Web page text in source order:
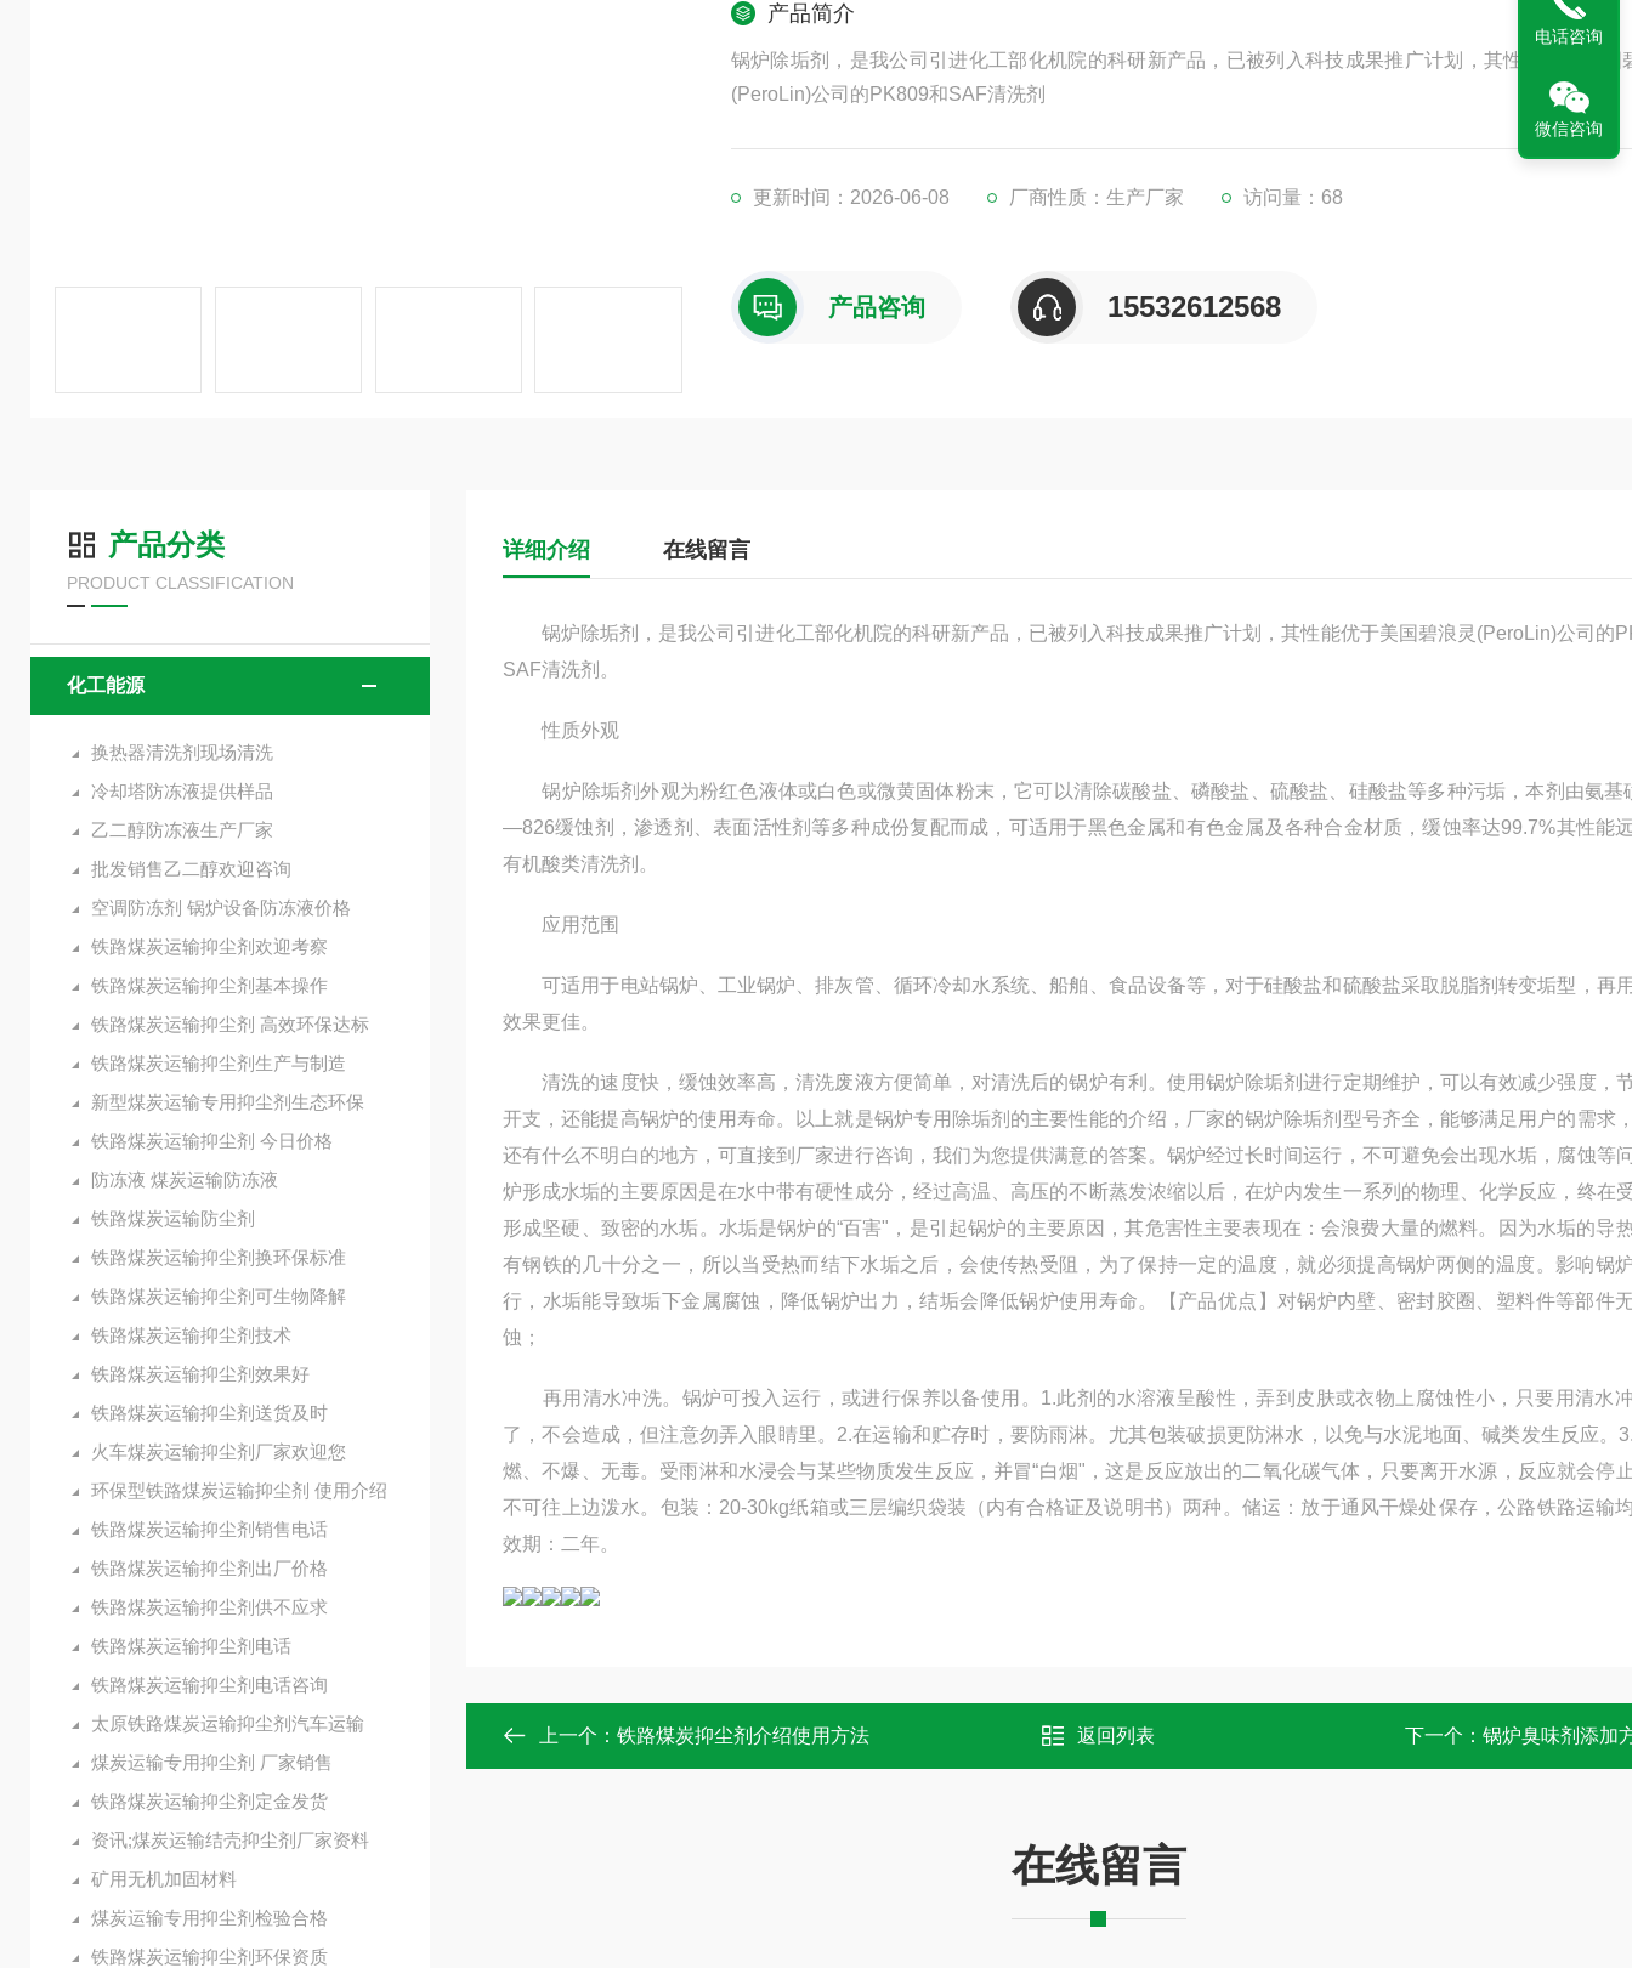
产品简介
锅炉除垢剂，是我公司引进化工部化机院的科研新产品，已被列入科技成果推广计划，其性能优于美国
(PeroLin)公司的PK809和SAF清洗剂
更新时间：2026-06-08 厂商性质：生产厂家 访问量：68
产品咨询 15532612568
产品分类
PRODUCT CLASSIFICATION
化工能源
换热器清洗剂现场清洗
冷却塔防冻液提供样品
乙二醇防冻液生产厂家
批发销售乙二醇欢迎咨询
空调防冻剂 锅炉设备防冻液价格
铁路煤炭运输抑尘剂欢迎考察
铁路煤炭运输抑尘剂基本操作
铁路煤炭运输抑尘剂 高效环保达标
铁路煤炭运输抑尘剂生产与制造
新型煤炭运输专用抑尘剂生态环保
铁路煤炭运输抑尘剂 今日价格
防冻液 煤炭运输防冻液
铁路煤炭运输防尘剂
铁路煤炭运输抑尘剂换环保标准
铁路煤炭运输抑尘剂可生物降解
铁路煤炭运输抑尘剂技术
铁路煤炭运输抑尘剂效果好
铁路煤炭运输抑尘剂送货及时
火车煤炭运输抑尘剂厂家欢迎您
环保型铁路煤炭运输抑尘剂 使用介绍
铁路煤炭运输抑尘剂销售电话
铁路煤炭运输抑尘剂出厂价格
铁路煤炭运输抑尘剂供不应求
铁路煤炭运输抑尘剂电话
铁路煤炭运输抑尘剂电话咨询
太原铁路煤炭运输抑尘剂汽车运输
煤炭运输专用抑尘剂 厂家销售
铁路煤炭运输抑尘剂定金发货
资讯;煤炭运输结壳抑尘剂厂家资料
矿用无机加固材料
煤炭运输专用抑尘剂检验合格
铁路煤炭运输抑尘剂环保资质
详细介绍 在线留言
锅炉除垢剂，是我公司引进化工部化机院的科研新产品，已被列入科技成果推广计划，其性能优于美国碧浪灵(PeroLin)公司的
SAF清洗剂。
性质外观
锅炉除垢剂外观为粉红色液体或白色或微黄固体粉末，它可以清除碳酸盐、磷酸盐、硫酸盐、硅酸盐等多种污垢，本剂由氨基
—826缓蚀剂，渗透剂、表面活性剂等多种成份复配而成，可适用于黑色金属和有色金属及各种合金材质，缓蚀率达99.7%其性能
有机酸类清洗剂。
应用范围
可适用于电站锅炉、工业锅炉、排灰管、循环冷却水系统、船舶、食品设备等，对于硅酸盐和硫酸盐采取脱脂剂转变垢型，再
效果更佳。
清洗的速度快，缓蚀效率高，清洗废液方便简单，对清洗后的锅炉有利。使用锅炉除垢剂进行定期维护，可以有效减少强度，
开支，还能提高锅炉的使用寿命。以上就是锅炉专用除垢剂的主要性能的介绍，厂家的锅炉除垢剂型号齐全，能够满足用户的需求
还有什么不明白的地方，可直接到厂家进行咨询，我们为您提供满意的答案。锅炉经过长时间运行，不可避免会出现水垢，腐蚀等
炉形成水垢的主要原因是在水中带有硬性成分，经过高温、高压的不断蒸发浓缩以后，在炉内发生一系列的物理、化学反应，终在
形成坚硬、致密的水垢。水垢是锅炉的“百害"，是引起锅炉的主要原因，其危害性主要表现在：会浪费大量的燃料。因为水垢的导
有钢铁的几十分之一，所以当受热而结下水垢之后，会使传热受阻，为了保持一定的温度，就必须提高锅炉两侧的温度。影响锅
行，水垢能导致垢下金属腐蚀，降低锅炉出力，结垢会降低锅炉使用寿命。【产品优点】对锅炉内壁、密封胶圈、塑料件等部件
蚀；
再用清水冲洗。锅炉可投入运行，或进行保养以备使用。1.此剂的水溶液呈酸性，弄到皮肤或衣物上腐蚀性小，只要用清水
了，不会造成，但注意勿弄入眼睛里。2.在运输和贮存时，要防雨淋。尤其包装破损更防淋水，以免与水泥地面、碱类发生反应。
燃、不爆、无毒。受雨淋和水浸会与某些物质发生反应，并冒“白烟"，这是反应放出的二氧化碳气体，只要离开水源，反应就会停
不可往上边泼水。包装：20-30kg纸箱或三层编织袋装（内有合格证及说明书）两种。储运：放于通风干燥处保存，公路铁路运输
效期：二年。
上一个： 铁路煤炭抑尘剂介绍使用方法 返回列表 下一个： 锅炉臭味剂添加
在线留言
电话咨询
微信咨询